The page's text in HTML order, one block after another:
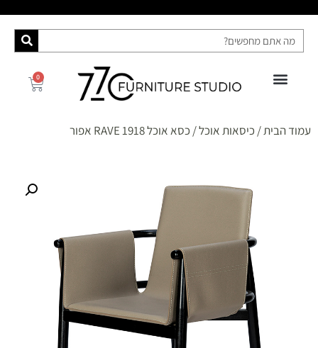
0
עמוד הבית/ כיסאות אוכל/ כסא אוכל RAVE 1918 אפור